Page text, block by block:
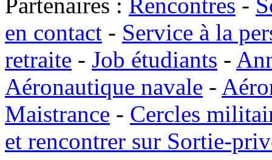
en contact - Service à la
retraite - Job étudiants -
Aéronautique navale -
Maistrance - Cercles
et rencontrer sur Sortie-